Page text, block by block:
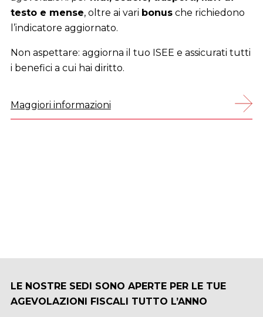
Prenotare è semplice: scegli la sede più vicina e
online o tramite l’App DigitaCGIL .
LE NOSTRE SEDI SONO APERTE PER LE TUE
AGEVOLAZIONI FISCALI TUTTO L’ANNO